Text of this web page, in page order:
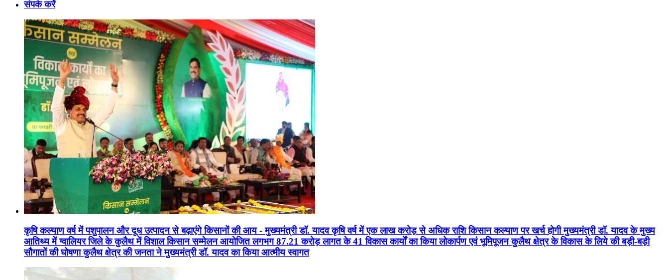
संपर्क करें
कृषि कल्याण वर्ष में पशुपालन और दूध उत्पादन से बढ़ाएंगे किसानों की आय - मुख्यमंत्री डॉ. यादव कृषि वर्ष में एक लाख करोड़ से अधिक राशि किसान कल्याण पर खर्च होगी मुख्यमंत्री डॉ. यादव के मुख्य
आतिथ्य में ग्वालियर जिले के कुलैथ में विशाल किसान सम्मेलन आयोजित लगभग 87.21 करोड़ लागत के 41 विकास कार्यों का किया लोकार्पण एवं भूमिपूजन कुलैथ क्षेत्र के विकास के लिये की बड़ी-बड़ी
सौगातों की घोषणा कुलैथ क्षेत्र की जनता ने मुख्यमंत्री डॉ. यादव का किया आत्मीय स्वागत